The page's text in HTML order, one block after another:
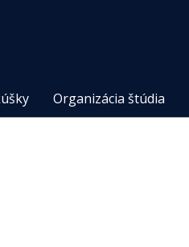
Organizácia štúdia